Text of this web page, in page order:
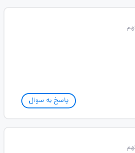
پاسخ به سوال